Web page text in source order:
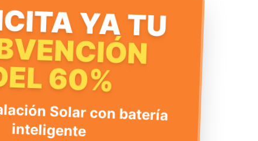
YA TU
60%
Solar con batería
inteligente